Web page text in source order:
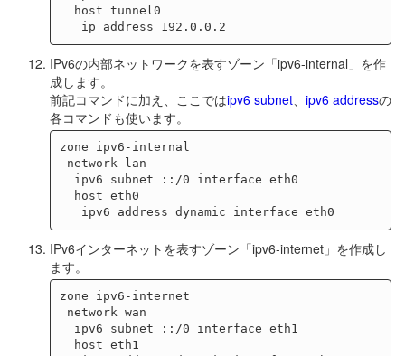
IPv6の内部ネットワークを表すゾーン「ipv6-internal」を作
成します。
前記コマンドに加え、ここではipv6 subnet ipv6 addressの
各コマンドも使います。
zone ipv6-internal
IPv6インターネットを表すゾーン「ipv6-internet」を作成し
ます。
zone ipv6-internet